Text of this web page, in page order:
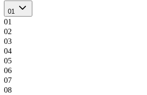
01
01
02
03
04
05
06
07
08